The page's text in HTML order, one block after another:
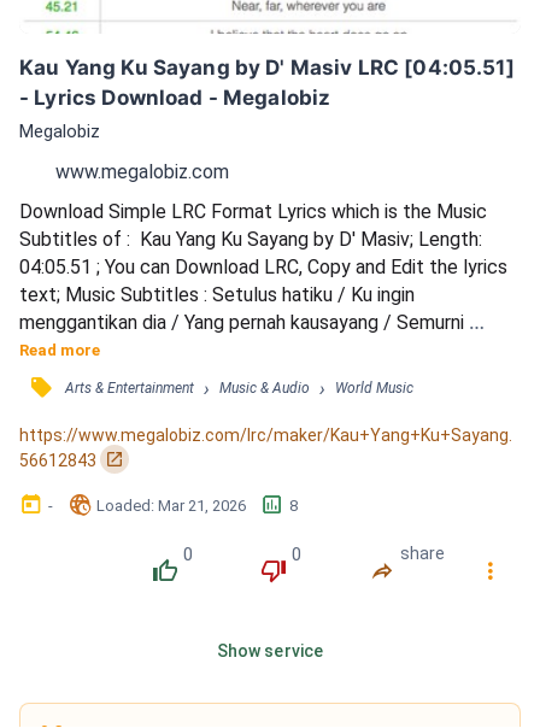
Kau Yang Ku Sayang by D' Masiv LRC [04:05.51]
- Lyrics Download - Megalobiz
Megalobiz
www.megalobiz.com
Download Simple LRC Format Lyrics which is the Music
Subtitles of :  Kau Yang Ku Sayang by D' Masiv; Length:
04:05.51 ; You can Download LRC, Copy and Edit the lyrics
text; Music Subtitles : Setulus hatiku / Ku ingin
menggantikan dia / Yang pernah kausayang / Semurni
cintaku / Hanya kau yang ada di hatiku / Hei, hei, hei, hei,
mimpi / Datang kini / Hanyalah kau, kau, Sayang / Cintaku
kau, kau, Sayang / Dengarlah / Tak pernah sekali pun /
Tersenyum bibirmu / Sedih yang di hatimu / Dapatkah aku
hi...
Read more
󰓹 Arts & Entertainment › Music & Audio › World Music
https://www.megalobiz.com/lrc/maker/Kau+Yang+Ku+Sayang.
56612843
󰏌
󰃶 - 󱉊 Loaded: Mar 21, 2026 󱕎 8
󰔔
0
󰔒
0
󰤲
share
󰇙
Show service